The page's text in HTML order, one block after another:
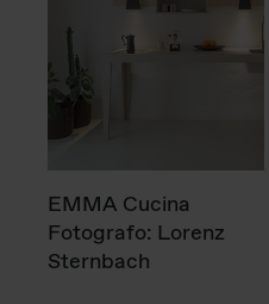
EMMA Cucina
Fotografo: Lorenz
Sternbach